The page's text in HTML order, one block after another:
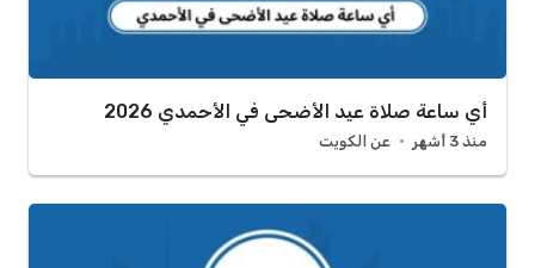
أي ساعة صلاة عيد الأضحى في الأحمدي 2026
منذ 3 أشهر عن الكويت